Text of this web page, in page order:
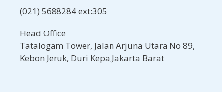
(021) 5688284 ext:305
Head Office
Tatalogam Tower, Jalan Arjuna Utara No 89,
Kebon Jeruk, Duri Kepa,Jakarta Barat